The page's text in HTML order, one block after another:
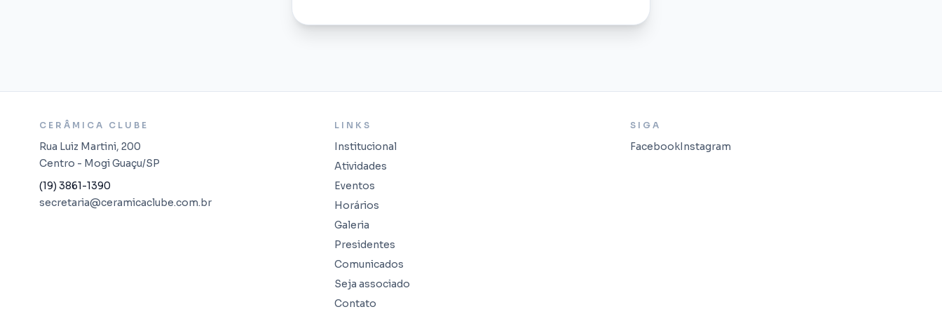
CERÂMICA CLUBE
Rua Luiz Martini, 200
Centro - Mogi Guaçu/SP
(19) 3861-1390
secretaria@ceramicaclube.com.br
LINKS
Institucional
Atividades
Eventos
Horários
Galeria
Presidentes
Comunicados
Seja associado
Contato
SIGA
FacebookInstagram